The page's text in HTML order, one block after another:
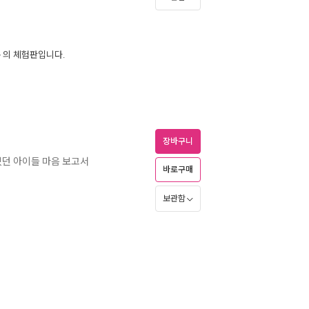
의 체험판입니다.
아이들 마음 보고서
장바구니
바로구매
보관함